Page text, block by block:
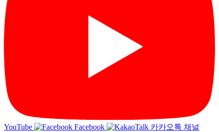
YouTube Facebook 카카오톡 채널